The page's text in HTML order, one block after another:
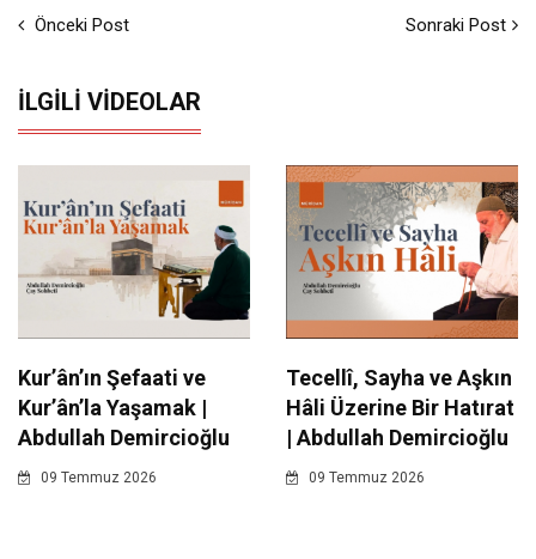
Önceki Post Sonraki Post
İLGILI VIDEOLAR
Kur’ân’ın Şefaati ve
Kur’ân’la Yaşamak |
Abdullah Demircioğlu
09 Temmuz 2026
Tecellî, Sayha ve Aşkın
Hâli Üzerine Bir Hatırat
| Abdullah Demircioğlu
09 Temmuz 2026